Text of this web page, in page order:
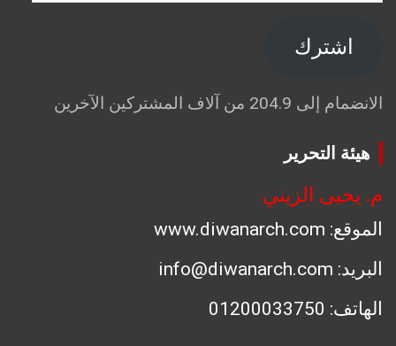
اشترك
الانضمام إلى 204.9 من آلاف المشتركين الآخرين
هيئة التحرير
م. يحيى الزيني
الموقع: www.diwanarch.com
البريد: info@diwanarch.com
الهاتف: 01200033750